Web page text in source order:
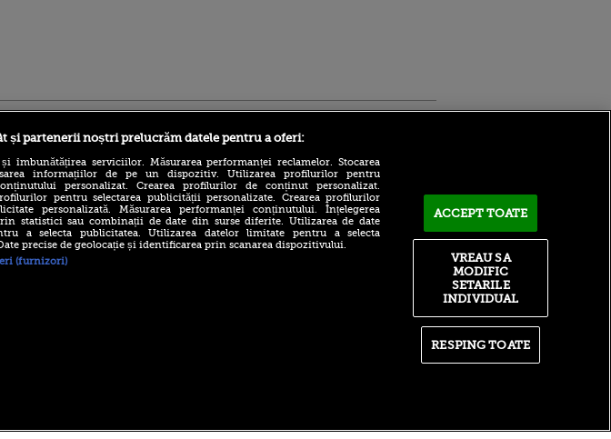
din România
Gigi Becali schimbă foaia
cu favoritul său: ”Nu face ce
Shelbourne în Conference
și partenerii noștri prelucrăm datele pentru a oferi:
și îmbunătățirea serviciilor. Măsurarea performanței reclamelor. Stocarea
informațiilor de pe un dispozitiv. Utilizarea profilurilor pentru
personalizat. Crearea profilurilor de conținut personalizat.
pentru selectarea publicității personalizate. Crearea profilurilor
personalizată. Măsurarea performanței conținutului. Înțelegerea
statistici sau combinații de date din surse diferite. Utilizarea de date
a selecta publicitatea. Utilizarea datelor limitate pentru a selecta
precise de geolocație și identificarea prin scanarea dispozitivului.
(furnizori)
ACCEPT TOATE
RESPING TOATE
VREAU SA
MODIFIC
SETARILE
INDIVIDUAL